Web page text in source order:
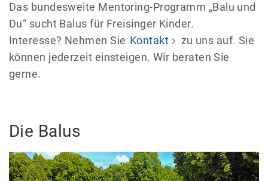
Das bundesweite Mentoring-Programm „Balu und
Du“ sucht Balus für Freisinger Kinder.
Interesse? Nehmen Sie Kontakt
zu uns auf. Sie
können jederzeit einsteigen. Wir beraten Sie
gerne.
Die Balus